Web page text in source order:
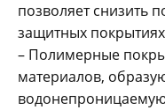
позволяет снизить
защитных
– Полимерные
материалов,